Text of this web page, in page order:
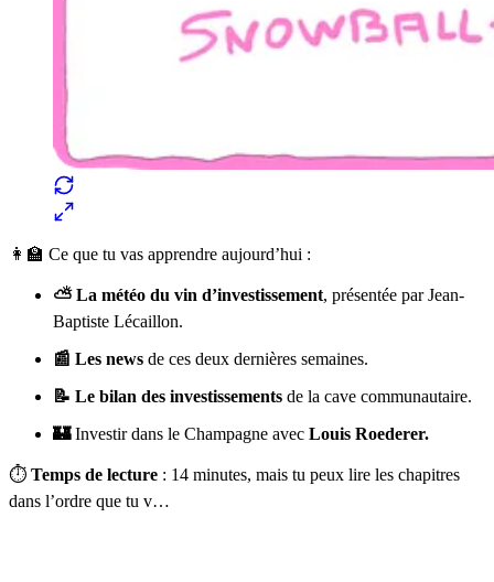
👩‍🏫 Ce que tu vas apprendre aujourd’hui :
⛅ La météo du vin d’investissement, présentée par Jean-
Baptiste Lécaillon.
📰 Les news de ces deux dernières semaines.
📝 Le bilan des investissements de la cave communautaire.
🏰Investir dans le Champagne avec Louis Roederer.
⏱️ Temps de lecture : 14 minutes, mais tu peux lire les chapitres
dans l’ordre que tu v…